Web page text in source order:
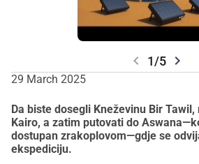
chevron_left 1/5 chevron_right
29 March 2025
Da biste dosegli Kneževinu Bir
Kairo, a zatim putovati do
dostupan zrakoplovom—gdje se
ekspediciju.